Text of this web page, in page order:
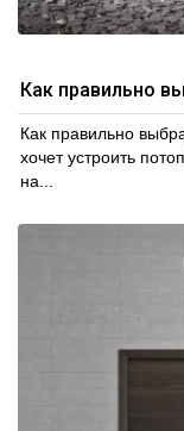
Как правильно
Как правильно
хочет устроить
на...